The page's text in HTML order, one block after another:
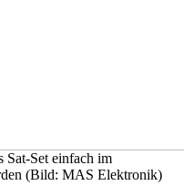
Sat-Set einfach im
(Bild: MAS Elektronik)